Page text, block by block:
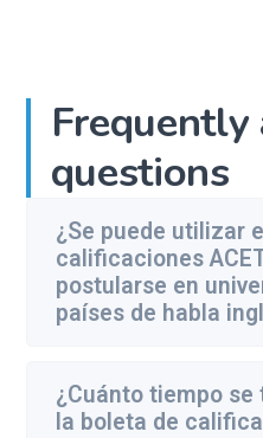
Frequently
questions
¿Se puede utilizar
calificaciones
postularse en
países de habla
¿Cuánto tiempo
la boleta de